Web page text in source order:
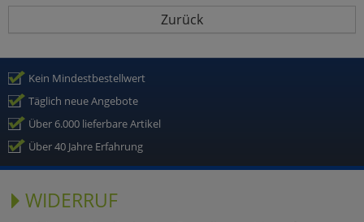
Zurück
Kein Mindestbestellwert
Täglich neue Angebote
Über 6.000 lieferbare Artikel
Über 40 Jahre Erfahrung
WIDERRUF